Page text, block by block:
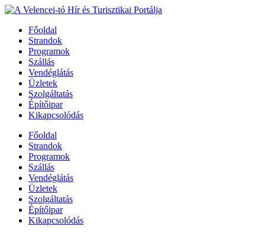
Főoldal
Strandok
Programok
Szállás
Vendéglátás
Üzletek
Szolgáltatás
Építőipar
Kikapcsolódás
Főoldal
Strandok
Programok
Szállás
Vendéglátás
Üzletek
Szolgáltatás
Építőipar
Kikapcsolódás